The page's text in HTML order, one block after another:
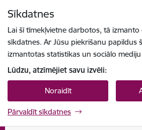
Sīkdatnes
Lai šī tīmekļvietne darbotos, tā
sīkdatnes. Ar Jūsu piekrišanu papildus
izmantotas statistikas un sociālo
Lūdzu, atzīmējiet savu izvēli:
Noraidīt
Pārvaldīt sīkdatnes